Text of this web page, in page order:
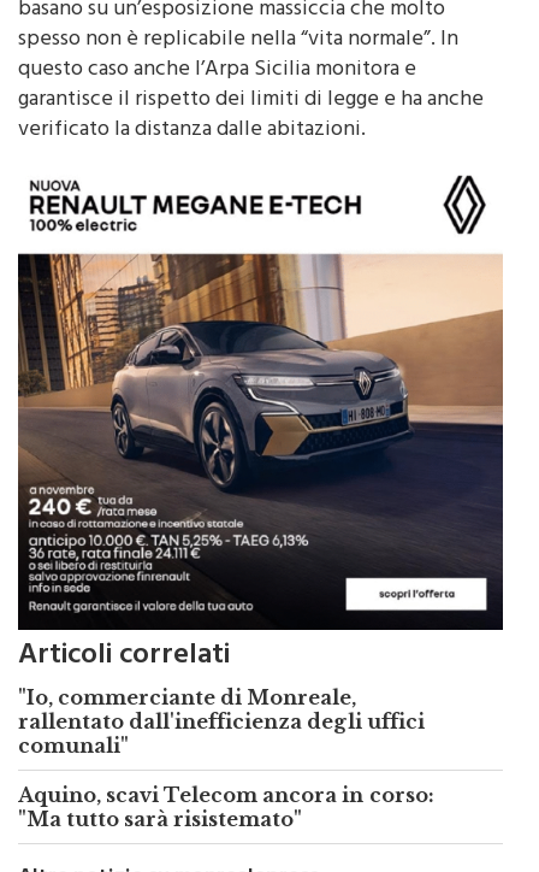
perché gli studi che dimostrano effetti negativi si
basano su un’esposizione massiccia che molto
spesso non è replicabile nella “vita normale”. In
questo caso anche l’Arpa Sicilia monitora e
garantisce il rispetto dei limiti di legge e ha anche
Articoli correlati
"Io, commerciante di Monreale,
rallentato dall'inefficienza degli uffici
comunali"
Aquino, scavi Telecom ancora in corso:
"Ma tutto sarà risistemato"